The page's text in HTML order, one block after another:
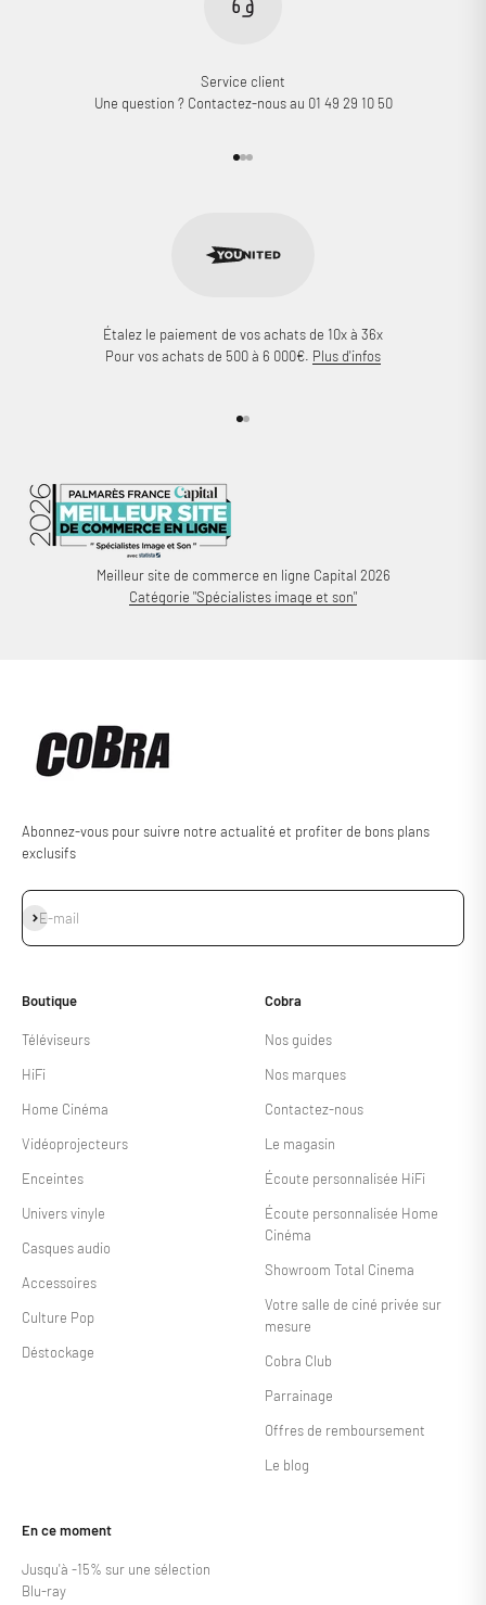
Service client
Une question ? Contactez-nous au 01 49 29 10 50
Aller à l'élément 1
Aller à l'élément 2
Aller à l'élément 3
Étalez le paiement de vos achats de 10x à 36x
Pour vos achats de 500 à 6 000€. Plus d'infos
Aller à l'élément 1
Aller à l'élément 2
Meilleur site de commerce en ligne Capital 2026
Catégorie "Spécialistes image et son"
Abonnez-vous pour suivre notre actualité et profiter de bons plans
exclusifs
E-mail
S'inscrire
Boutique
Téléviseurs
HiFi
Home Cinéma
Vidéoprojecteurs
Enceintes
Univers vinyle
Casques audio
Accessoires
Culture Pop
Déstockage
Cobra
Nos guides
Nos marques
Contactez-nous
Le magasin
Écoute personnalisée HiFi
Écoute personnalisée Home
Cinéma
Showroom Total Cinema
Votre salle de ciné privée sur
mesure
Cobra Club
Parrainage
Offres de remboursement
Le blog
En ce moment
Jusqu'à -15% sur une sélection
Blu-ray